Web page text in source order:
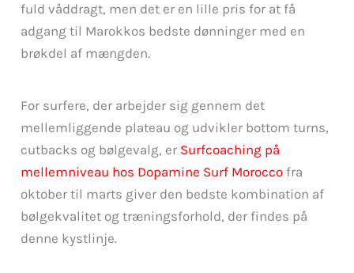
fuld våddragt, men det er en lille pris for at få
adgang til Marokkos bedste dønninger med en
brøkdel af mængden.
For surfere, der arbejder sig gennem det
mellemliggende plateau og udvikler bottom turns,
cutbacks og bølgevalg, er Surfcoaching på
mellemniveau hos Dopamine Surf Morocco fra
oktober til marts giver den bedste kombination af
bølgekvalitet og træningsforhold, der findes på
denne kystlinje.